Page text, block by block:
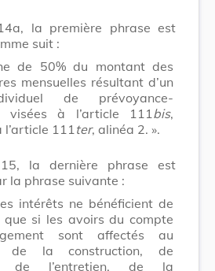
la première phrase est
suit :
de 50% du montant des
mensuelles résultant d’un
de prévoyance-
visées à l’article 111 bis,
111 ter, alinéa 2. ».
la dernière phrase est
la phrase suivante :
intérêts ne bénéficient de
que si les avoirs du compte
sont affectés au
de la construction, de
de l’entretien, de la